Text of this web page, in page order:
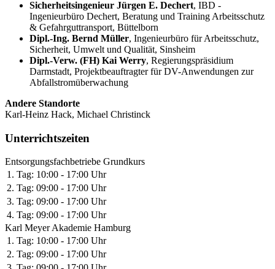
Sicherheitsingenieur Jürgen E. Dechert, IBD -
Ingenieurbüro Dechert, Beratung und Training Arbeitsschutz
& Gefahrguttransport, Büttelborn
Dipl.-Ing. Bernd Müller, Ingenieurbüro für Arbeitsschutz,
Sicherheit, Umwelt und Qualität, Sinsheim
Dipl.-Verw. (FH) Kai Werry, Regierungspräsidium
Darmstadt, Projektbeauftragter für DV-Anwendungen zur
Abfallstromüberwachung
Andere Standorte
Karl-Heinz Hack, Michael Christinck
Unterrichtszeiten
Entsorgungsfachbetriebe Grundkurs
1. Tag: 10:00 - 17:00 Uhr
2. Tag: 09:00 - 17:00 Uhr
3. Tag: 09:00 - 17:00 Uhr
4. Tag: 09:00 - 17:00 Uhr
Karl Meyer Akademie Hamburg
1. Tag: 10:00 - 17:00 Uhr
2. Tag: 09:00 - 17:00 Uhr